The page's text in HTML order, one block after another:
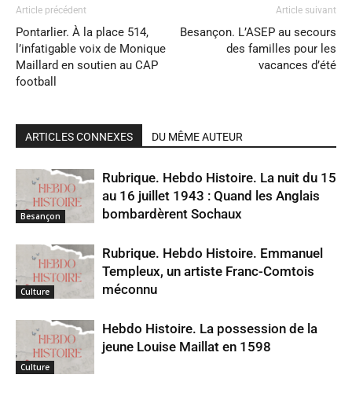
Article précédent
Pontarlier. À la place 514,
l’infatigable voix de Monique
Maillard en soutien au CAP
football
Article suivant
Besançon. L’ASEP au secours
des familles pour les
vacances d’été
ARTICLES CONNEXES DU MÊME AUTEUR
Besançon
Rubrique. Hebdo Histoire. La nuit du 15
au 16 juillet 1943 : Quand les Anglais
bombardèrent Sochaux
Culture
Rubrique. Hebdo Histoire. Emmanuel
Templeux, un artiste Franc-Comtois
méconnu
Culture
Hebdo Histoire. La possession de la
jeune Louise Maillat en 1598